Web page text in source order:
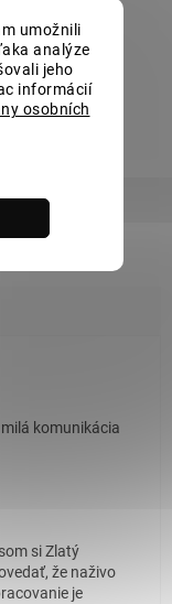
umožnili
analýze
jeho
informácií
osobních
komunikácia
si Zlatý
že naživo
je